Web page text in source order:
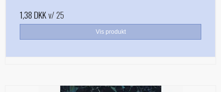
1,38 DKKv/ 25
Vis produkt